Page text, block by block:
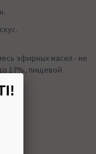
эфирных масел - не
17%, пищевой